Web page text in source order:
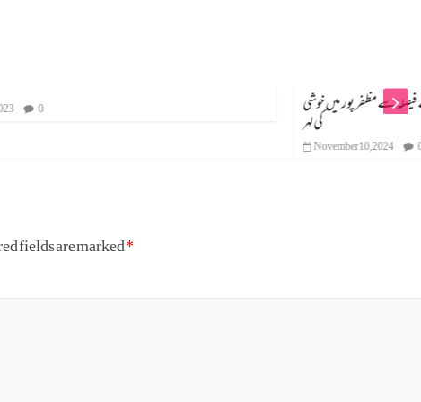
یونیورسٹی کے اقلیتی کردار پر عدالت کے فیصلہ سے مظفر پور میں خوشی
fields are marked*